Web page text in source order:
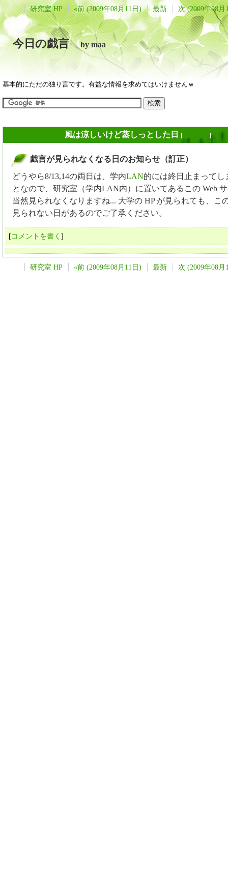
研究室 HP «前 (2009年08月11日) 最新 次 (2009年08月
今日の戯言by maa
基本的にただの独り言です。有益な情報を求めてはいけませんｗ
風は涼しいけど蒸しっとした日 [ ]
戯言が見られなくなる日のお知らせ（訂正）
どうやら8/13,14の両日は、学内LAN的には終日止まってし
となので、研究室（学内LAN内）に置いてあるこの Web
当然見られなくなりますね... 大学の HP が見られても、こ
見られない日があるのでご了承ください。
[コメントを書く ]
研究室 HP «前 (2009年08月11日) 最新 次 (2009年08月